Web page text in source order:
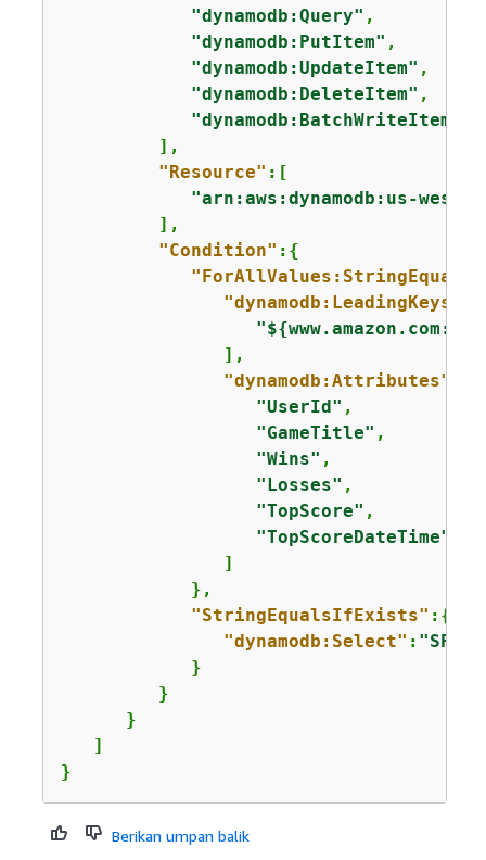
"dynamodb:Query" ,
"dynamodb:PutItem" ,
"dynamodb:UpdateItem" ,
"dynamodb:DeleteItem" ,
"dynamodb:BatchWriteItem"
         ],
"Resource" :[
"arn:aws:dynamodb:us-west-
         ],
"Condition" : {
"ForAllValues:StringEquals"
"dynamodb:LeadingKeys"
"${
               ],
"dynamodb:Attributes"
"UserId" ,
"GameTitle" ,
"Wins" ,
"Losses" ,
"TopScore" ,
"TopScoreDateTime"
               ]
            },
"StringEqualsIfExists" : {
"dynamodb:Select" :
            }
         }
      }
   ]
}
Berikan umpan balik